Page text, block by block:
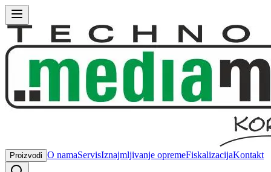
Proizvodi O namaServisIznajmljivanje opremeFiskalizacijaKontakt